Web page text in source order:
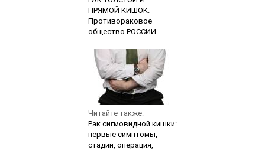
ПРЯМОЙ КИШОК.
Противораковое
общество РОССИИ
Читайте также:
Рак сигмовидной кишки:
первые симптомы,
стадии, операция,